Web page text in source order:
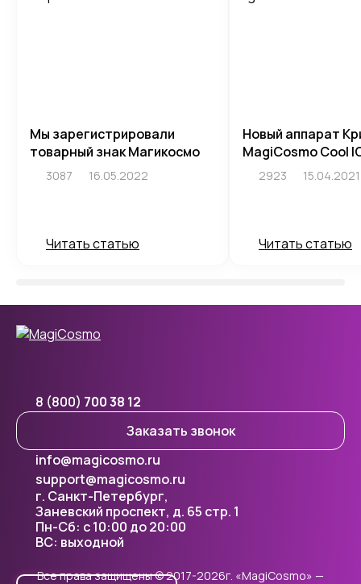
Мы зарегистрировали
товарный знак Магикосмо
3087 16.05.2022
Читать статью
Новый аппарат
MagiCosmo Cool
2923 15.04.2021
Читать статью
8 (800) 700 38 12
Заказать звонок
г. Санкт-Петербург,
Заневский проспект, д. 65 стр. 1
info@magicosmo.ru
support@magicosmo.ru
Пн-Сб: с 10:00 до 20:00
ВС: выходной
Все права защищены © 2017-2026г. «MagiCosmo» —